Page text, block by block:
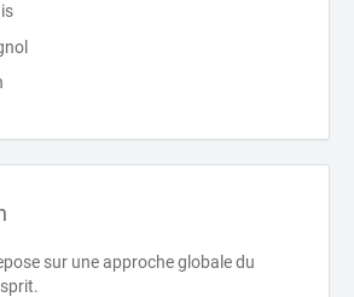
sur une approche globale du